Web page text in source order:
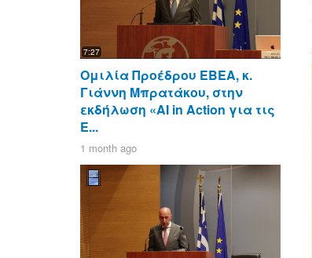
7:27
Ομιλία Προέδρου ΕΒΕΑ, κ.
Γιάννη Μπρατάκου, στην
εκδήλωση «AI in Action για τις
Ε...
1 month ago